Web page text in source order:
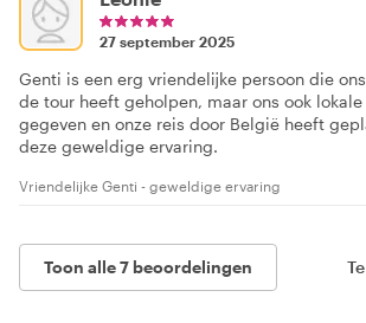
27 september 2025
Genti is een erg vriendelijke persoon die
de tour heeft geholpen, maar ons ook
gegeven en onze reis door België heeft
deze geweldige ervaring.
Vriendelijke Genti - geweldige ervaring
Toon alle 7 beoordelingen